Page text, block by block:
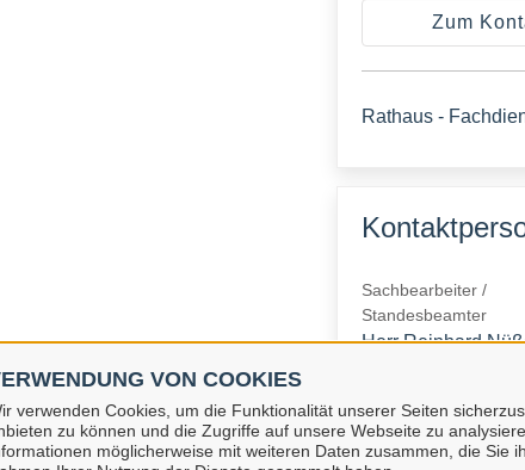
VON COOKIES
verwenden Cookies, um die Funktionalität unserer Seiten
zu können und die Zugriffe auf unsere Webseite zu
möglicherweise mit weiteren Daten zusammen, die Sie
Zum
Rathaus -
Sachbearbeiter /
Standesbeamter
Herr Reinhard
Sachbearbeiterin /
Standesbeamtin